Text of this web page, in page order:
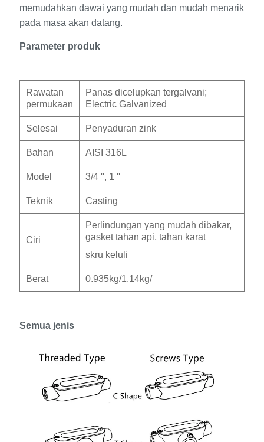
memudahkan dawai yang mudah dan mudah menarik
pada masa akan datang.
Parameter produk
Rawatan
permukaan
Panas dicelupkan tergalvani;
Electric Galvanized
Selesai Penyaduran zink
Bahan AISI 316L
Model 3/4 '', 1 ''
Teknik Casting
Ciri
Perlindungan yang mudah dibakar,
gasket tahan api, tahan karat
skru keluli
Berat 0.935kg/1.14kg/
Semua jenis